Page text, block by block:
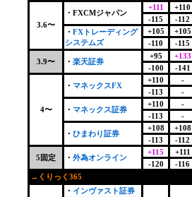
3.6〜
・FXCMジャパン
+111 +110
-115 -112
・ FXトレーディング
システムズ
+105 +105
-110 -115
3.9〜 ・ 楽天証券
+95 +133
-100 -141
4〜
・ マネックスFX
+110 -
-113 -
・ マネックス証券
+110 -
-113 -
・ ひまわり証券
+108 +108
-113 -112
5固定 ・ 外為オンライン
+115 +111
-120 -116
→くりっく365
・ インヴァスト証券